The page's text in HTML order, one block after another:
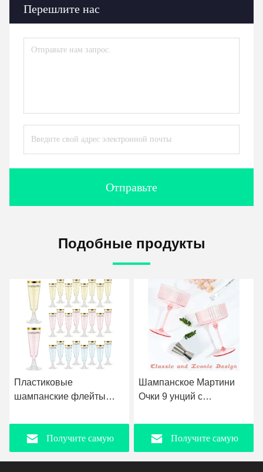
Перешлите нас
Отправьте
Подобные продукты
Шампанское Мартини
Очки 9 унций с
снятым рем Купе Очки
Розовые Мартини Очки
Пластиковая Мимоза
Получите самую
Вдумчивый дизайн
Мини-очки Мартини
одноразовые мини-
чашки Маргариты
Чистые для свадеб
Получите самую